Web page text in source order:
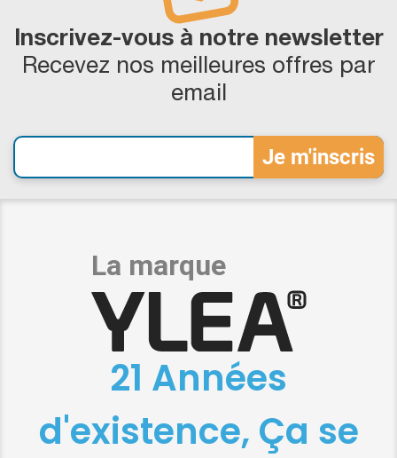
Inscrivez-vous à notre newsletter
Recevez nos meilleures offres par
email
21 Années
d'existence, Ça se